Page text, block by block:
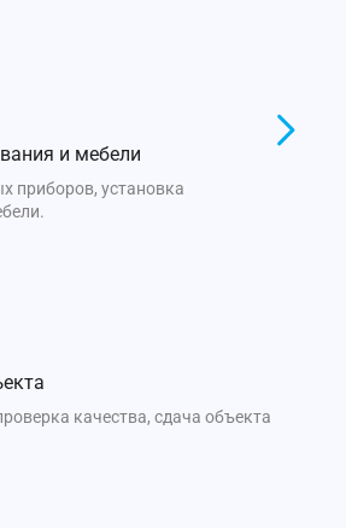
и мебели
приборов, установка
качества, сдача объекта